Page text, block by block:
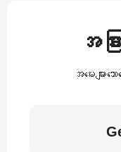
အခြ
အမေးမျာ